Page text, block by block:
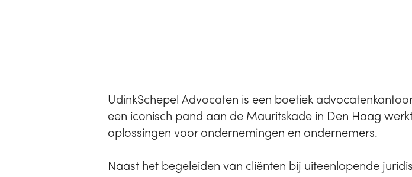
UdinkSchepel Advocaten is een boetiek
een iconisch pand aan de Mauritskade in Den Haag
oplossingen voor ondernemingen en ondernemers.
Naast het begeleiden van cliënten bij uiteenlopende